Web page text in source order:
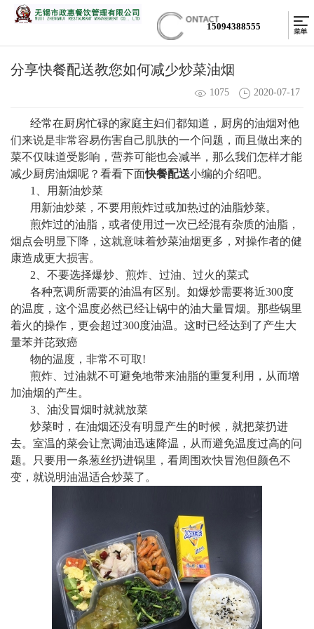
15094388555
分享快餐配送教您如何减少炒菜油烟
1075 2020-07-17
经常在厨房忙碌的家庭主妇们都知道，厨房的油烟对他
们来说是非常容易伤害自己肌肤的一个问题，而且做出来的
菜不仅味道受影响，营养可能也会减半，那么我们怎样才能
减少厨房油烟呢？看看下面快餐配送小编的介绍吧。
1、用新油炒菜
用新油炒菜，不要用煎炸过或加热过的油脂炒菜。
煎炸过的油脂，或者使用过一次已经混有杂质的油脂，
烟点会明显下降，这就意味着炒菜油烟更多，对操作者的健
康造成更大损害。
2、不要选择爆炒、煎炸、过油、过火的菜式
各种烹调所需要的油温有区别。如爆炒需要将近300度
的温度，这个温度必然已经让锅中的油大量冒烟。那些锅里
着火的操作，更会超过300度油温。这时已经达到了产生大
量苯并芘致癌
物的温度，非常不可取!
煎炸、过油就不可避免地带来油脂的重复利用，从而增
加油烟的产生。
3、油没冒烟时就就放菜
炒菜时，在油烟还没有明显产生的时候，就把菜扔进
去。室温的菜会让烹调油迅速降温，从而避免温度过高的问
题。只要用一条葱丝扔进锅里，看周围欢快冒泡但颜色不
变，就说明油温适合炒菜了。